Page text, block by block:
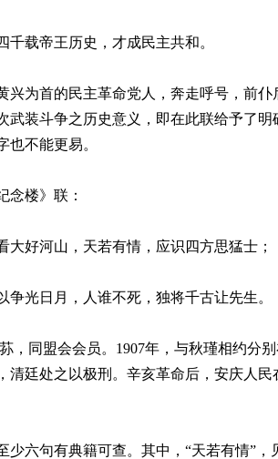
载帝王历史，才成民主共和。
为首的民主革命党人，奔走呼号，前仆
武装斗争之历史意义，即在此联给予了
也不能更易。
楼》联：
好河山，天若有情，应识四方思猛士；
光日月，人谁不死，独将千古让先生。
同盟会会员。1907年，与秋瑾相约分别
清廷处之以极刑。辛亥革命后，安庆人
六句有典籍可查。其中，“天若有情”，